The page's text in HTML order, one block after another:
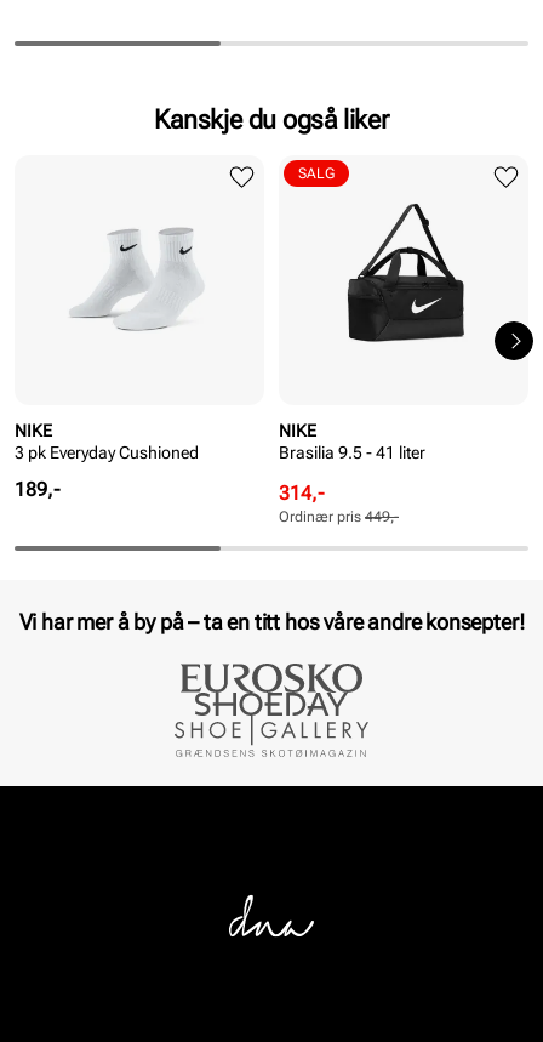
Kanskje du også liker
NIKE
3 pk Everyday Cushioned
Pris
189,-
NIKE
Brasilia 9.5 - 41 liter
Rabattert
pris
Pris
314,-
Ordinær
pris
Pris
Ordinær pris 449,-
SALG
Vi har mer å by på – ta en titt hos våre andre konsepter!